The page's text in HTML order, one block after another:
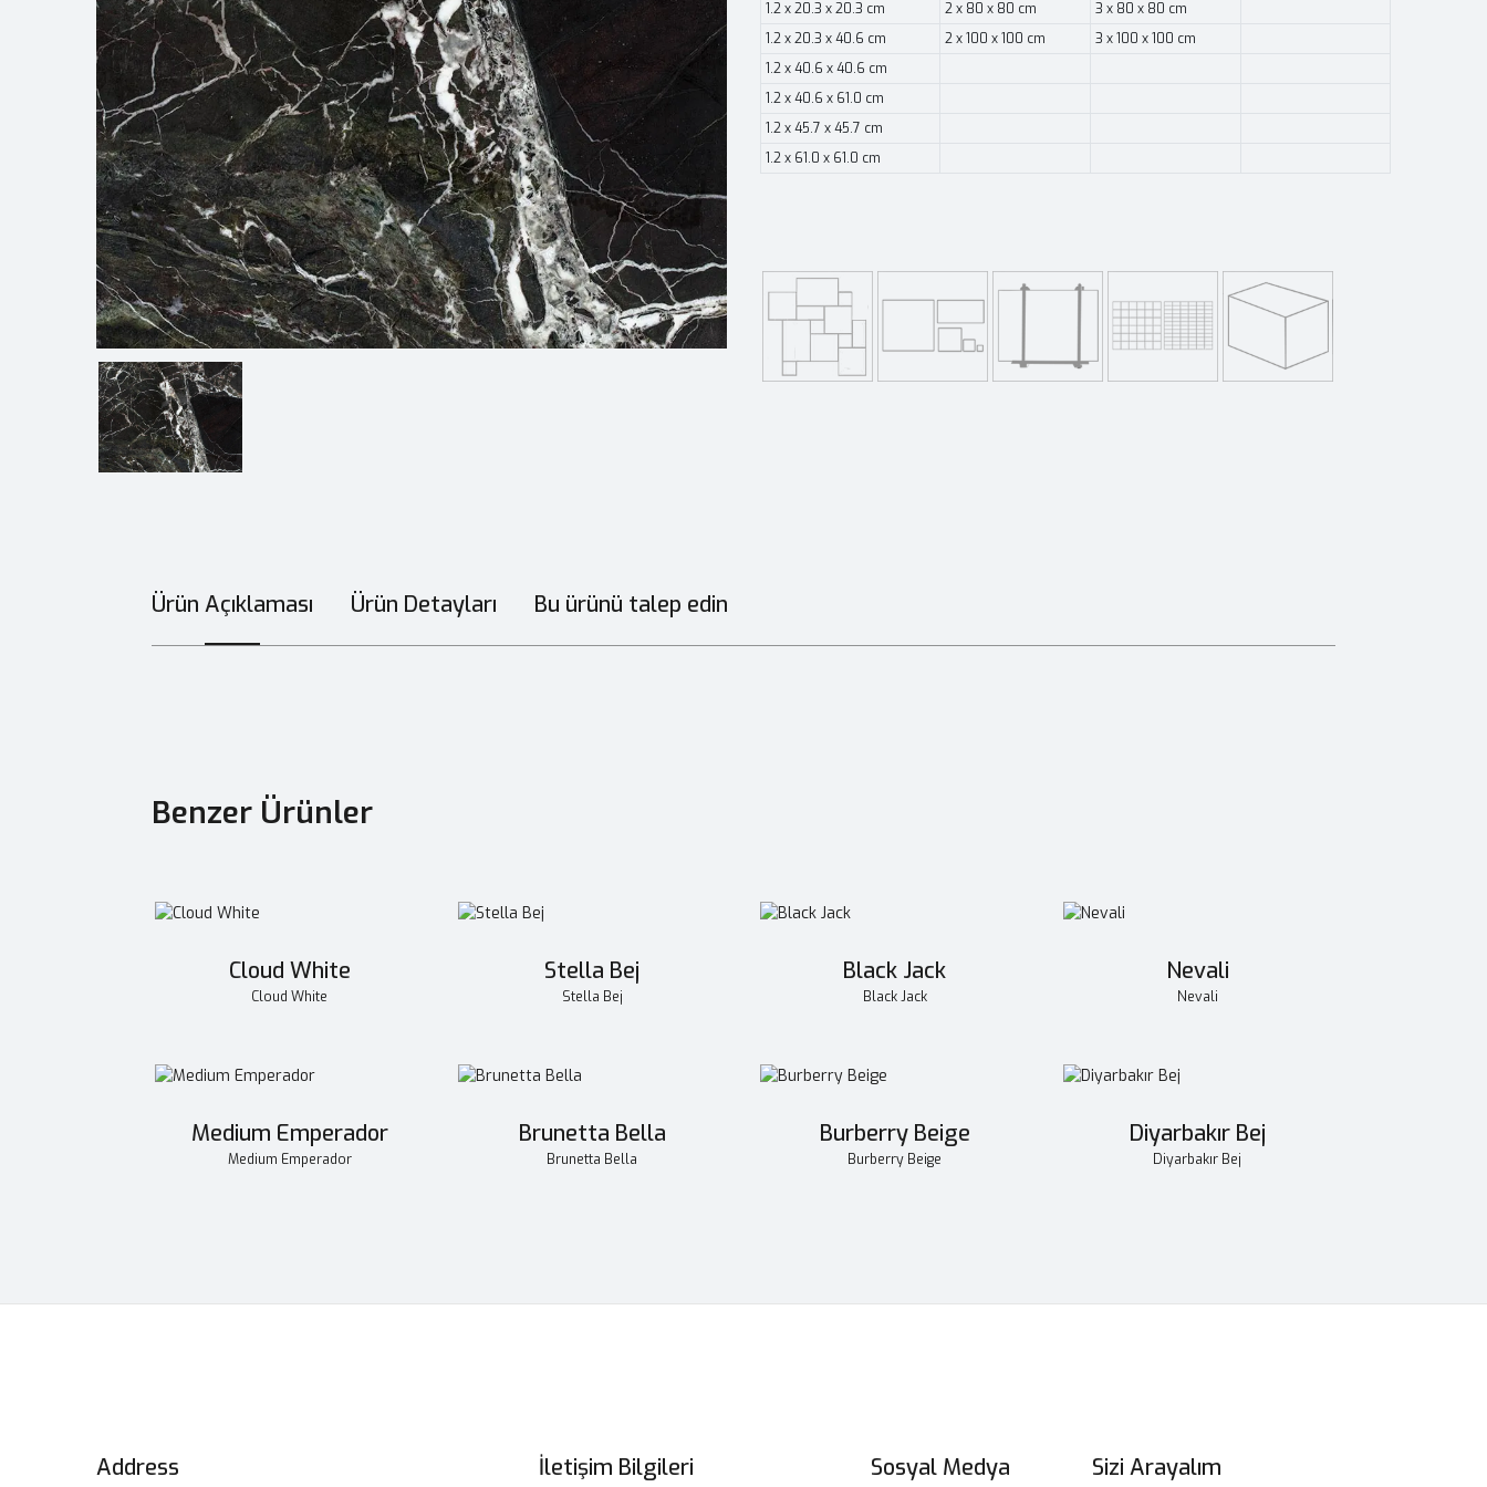
1.2 x 20.3 x 20.3 cm 2 x 80 x 80 cm
3 x 80 x 80 cm
1.2 x 20.3 x 40.6 cm
2 x 100 x 100 cm
3 x 100 x 100 cm
1.2 x 40.6 x 40.6 cm
1.2 x 40.6 x 61.0 cm
1.2 x 45.7 x 45.7 cm
1.2 x 61.0 x 61.0 cm
Ürün Açıklaması Ürün Detayları Bu ürünü talep edin
Benzer Ürünler
Cloud White
Cloud White
Stella Bej
Stella Bej
Black Jack
Black Jack
Nevali
Nevali
Medium Emperador
Medium Emperador
Brunetta Bella
Brunetta Bella
Burberry Beige
Burberry Beige
Diyarbakır Bej
Diyarbakır Bej
Address İletişim Bilgileri Sosyal Medya Sizi Arayalım